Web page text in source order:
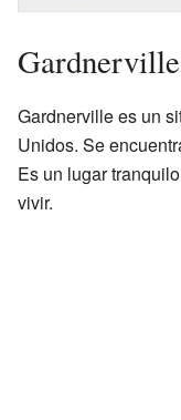
Gardnerville es un
Unidos. Se
Es un lugar
vivir.